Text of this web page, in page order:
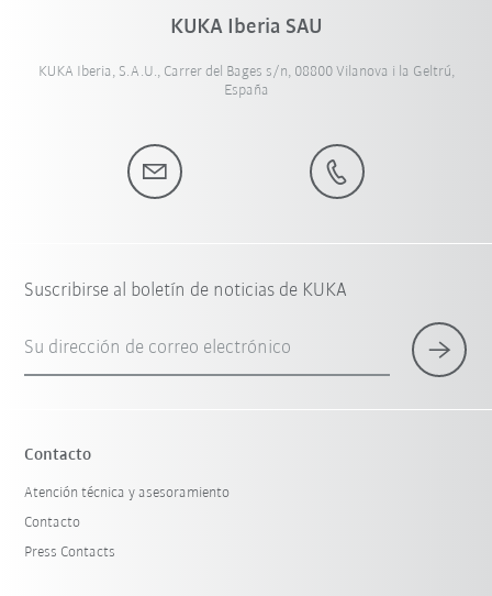
KUKA Iberia SAU
KUKA Iberia, S.A.U., Carrer del Bages s/n, 08800 Vilanova i la Geltrú,
España
Suscribirse al boletín de noticias de KUKA
Su dirección de correo electrónico
Contacto
Atención técnica y asesoramiento
Contacto
Press Contacts